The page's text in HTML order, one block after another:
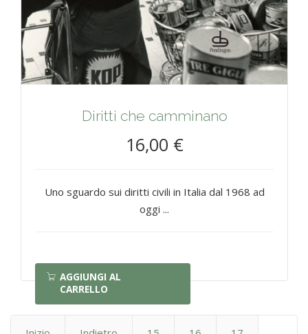
Diritti che camminano
16,00 €
Uno sguardo sui diritti civili in Italia dal 1968 ad
oggi ...
AGGIUNGI AL
CARRELLO